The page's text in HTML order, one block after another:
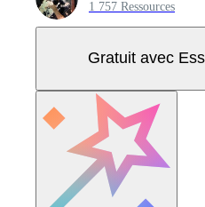
1 757 Ressources
Gratuit avec